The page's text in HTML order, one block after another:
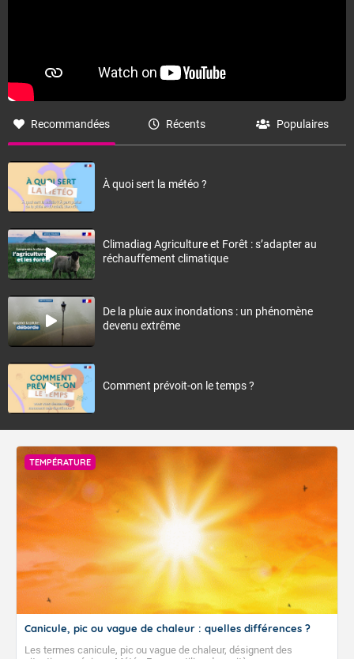
Recommandées Récents Populaires
À quoi sert la météo ?
Climadiag Agriculture et Forêt : s’adapter au
réchauffement climatique
De la pluie aux inondations : un phénomène
devenu extrême
Comment prévoit-on le temps ?
TEMPÉRATURE
Canicule, pic ou vague de chaleur : quelles différences ?
Les termes canicule, pic ou vague de chaleur, désignent des